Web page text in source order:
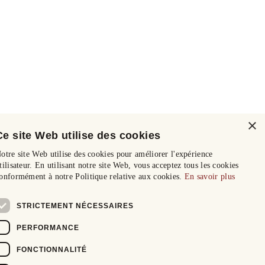
×
site Web utilise des cookies
site Web utilise des cookies pour améliorer l'expérience
En utilisant notre site Web, vous acceptez tous les cookies
à notre Politique relative aux cookies. En savoir plus
STRICTEMENT NÉCESSAIRES
PERFORMANCE
FONCTIONNALITÉ